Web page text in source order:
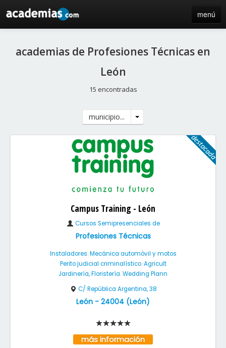
menú
blog
academias de Profesiones Técnicas en
León
15 encontradas
municipio...
Campus Training - León
Cursos Semipresenciales de
Profesiones Técnicas
Instaladores. Mecánica automóvil y motos
Perito judicial criminalístico. Agricult
Jardinería, Floristería. Wedding Plann
C/ República Argentina, 38
León - 24004 (León)
más información